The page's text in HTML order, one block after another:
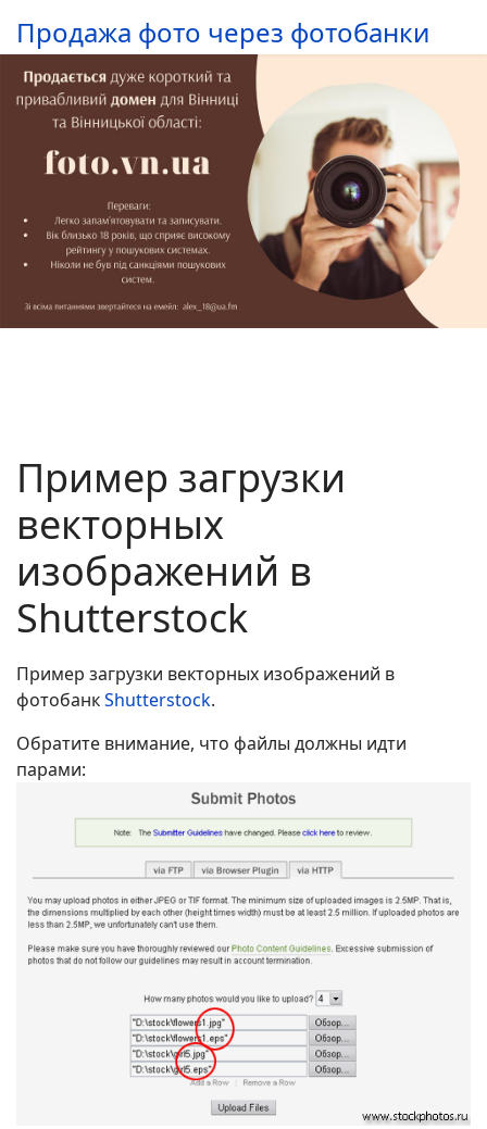
Продажа фото через фотобанки
Пример загрузки
векторных
изображений в
Shutterstock
Пример загрузки векторных изображений в
фотобанкShutterstock.
Обратите внимание, что файлы должны идти
парами: